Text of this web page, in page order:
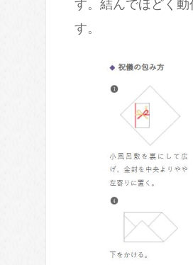
す。結んでほどく
す。